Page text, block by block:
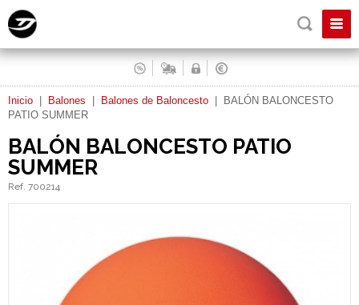
Inicio Balones Balones de Baloncesto
BALÓN BALONCESTO
PATIO SUMMER
BALÓN BALONCESTO PATIO
SUMMER
Ref. 700214